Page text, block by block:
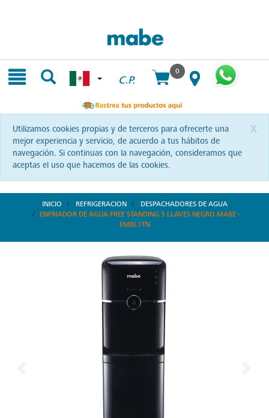
C.P.
0
x
Utilizamos cookies propias y de terceros para ofrecerte una
mejor experiencia y servicio, de acuerdo a tus hábitos de
navegación. Si continuas con la navegación, consideramos que
aceptas el uso que hacemos de las cookies.
INICIO REFRIGERACION
DESPACHADORES DE AGUA
ENFRIADOR DE AGUA FREE STANDING 3 LLAVES NEGRO MABE -
EMBL1TN